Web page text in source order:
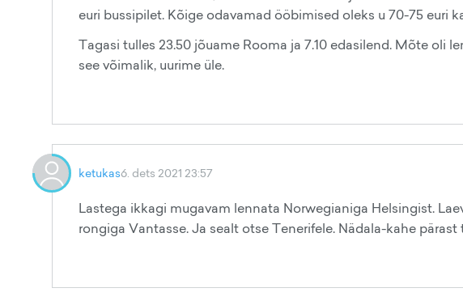
euri bussipilet. Kõige odavamad ööbimised oleks u 70-75 euri
Tagasi tulles 23.50 jõuame Rooma ja 7.10 edasilend. Mõte oli
see võimalik, uurime üle.
ketukas6. dets 2021 23:57
Lastega ikkagi mugavam lennata Norwegianiga Helsingist.
rongiga Vantasse. Ja sealt otse Tenerifele. Nädala-kahe